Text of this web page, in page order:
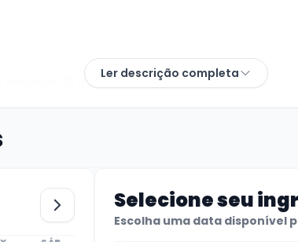
adulto e 02 infantil,
Ler descrição completa
Selecione seu
Escolha uma data disponível